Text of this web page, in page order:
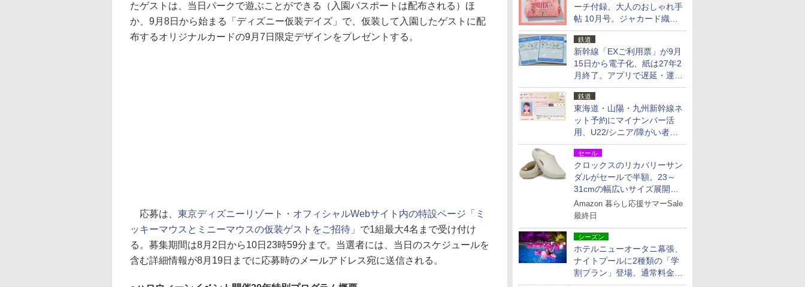
ーチ付録、大人のおしゃれ手
帖 10月号。ジャカード織の
北欧猫デザイン
鉄道
新幹線「EXご利用票」が9月
15日から電子化、紙は27年2
月終了。アプリで遅延・運休
も確認可能に
鉄道
東海道・山陽・九州新幹線ネ
ット予約にマイナンバー活
用、U22/シニア/障がい者割
を9月15日から発売
セール
クロックスのリカバリーサン
ダルがセールで半額。23～
31cmの幅広いサイズ展開、
独自のクッション素材を採用
Amazon 暮らし応援サマーSale
最終日
シーズン
ホテルニューオータニ幕張、
ナイトプールに2種類の「学
割プラン」登場。通常料金の
およそ半額でお得に夜活
たゲストは、当日パークで遊ぶことができる（入園パスポートは配布される）ほ
か、9月8日から始まる「ディズニー仮装デイズ」で、仮装して入園したゲストに配
布するオリジナルカードの9月7日限定デザインをプレゼントする。
応募は、 東京ディズニーリゾート・オフィシャルWebサイト内の特設ページ「ミ
ッキーマウスとミニーマウスの仮装ゲストをご招待」 で1組最大4名まで受け付け
る。募集期間は8月2日から10日23時59分まで。当選者には、当日のスケジュールを
含む詳細情報が8月19日までに応募時のメールアドレス宛に送信される。